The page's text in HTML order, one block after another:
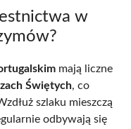
w
mają liczne
Świętych, co
szlaku mieszczą
odbywają się